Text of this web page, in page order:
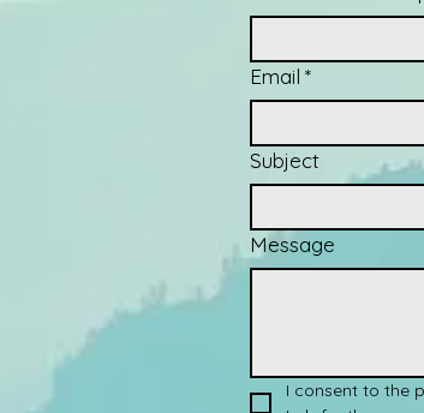
Email *
Subject
Message
I consent to the